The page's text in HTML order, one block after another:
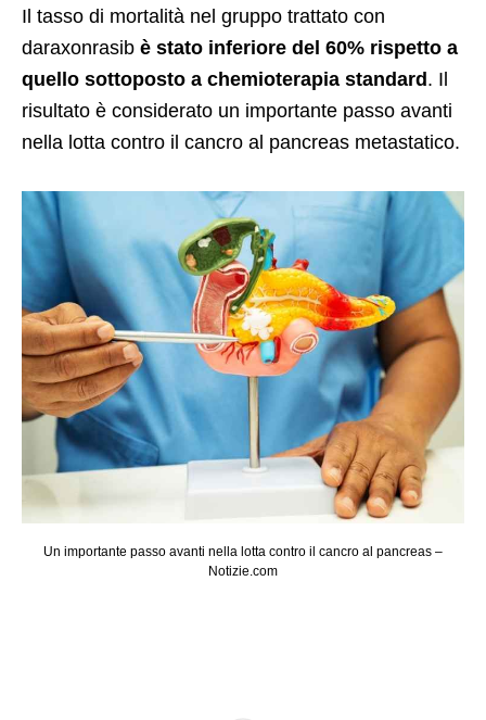
Il tasso di mortalità nel gruppo trattato con
daraxonrasib è stato inferiore del 60% rispetto a
quello sottoposto a chemioterapia standard . Il
risultato è considerato un importante passo avanti
nella lotta contro il cancro al pancreas metastatico.
Un importante passo avanti nella lotta contro il cancro al pancreas –
Notizie.com